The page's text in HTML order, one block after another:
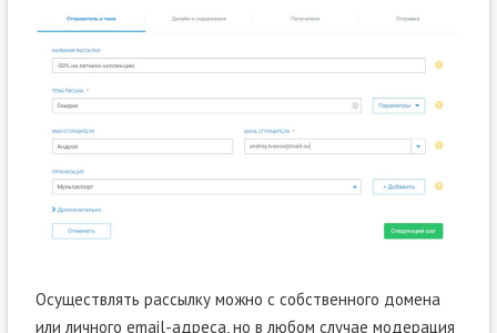
Осуществлять рассылку можно с собственного домена
или личного email-адреса, но в любом случае модерация